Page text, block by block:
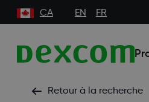
CA EN FR
Retour à la recherche